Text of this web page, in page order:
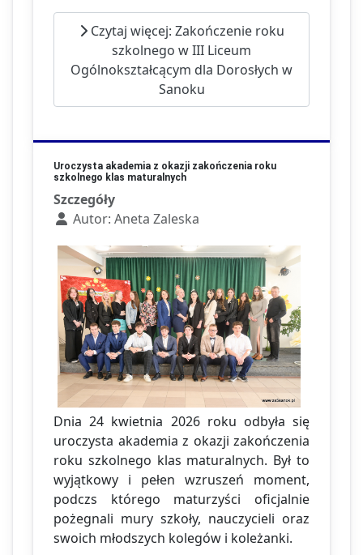
Czytaj więcej: Zakończenie roku
szkolnego w III Liceum
Ogólnokształcącym dla Dorosłych w
Sanoku
Uroczysta akademia z okazji zakończenia roku
szkolnego klas maturalnych
Szczegóły
Autor: Aneta Zaleska
Dnia 24 kwietnia 2026 roku odbyła się
uroczysta akademia z okazji zakończenia
roku szkolnego klas maturalnych. Był to
wyjątkowy i pełen wzruszeń moment,
podczs którego maturzyści oficjalnie
pożegnali mury szkoły, nauczycieli oraz
swoich młodszych kolegów i koleżanki.